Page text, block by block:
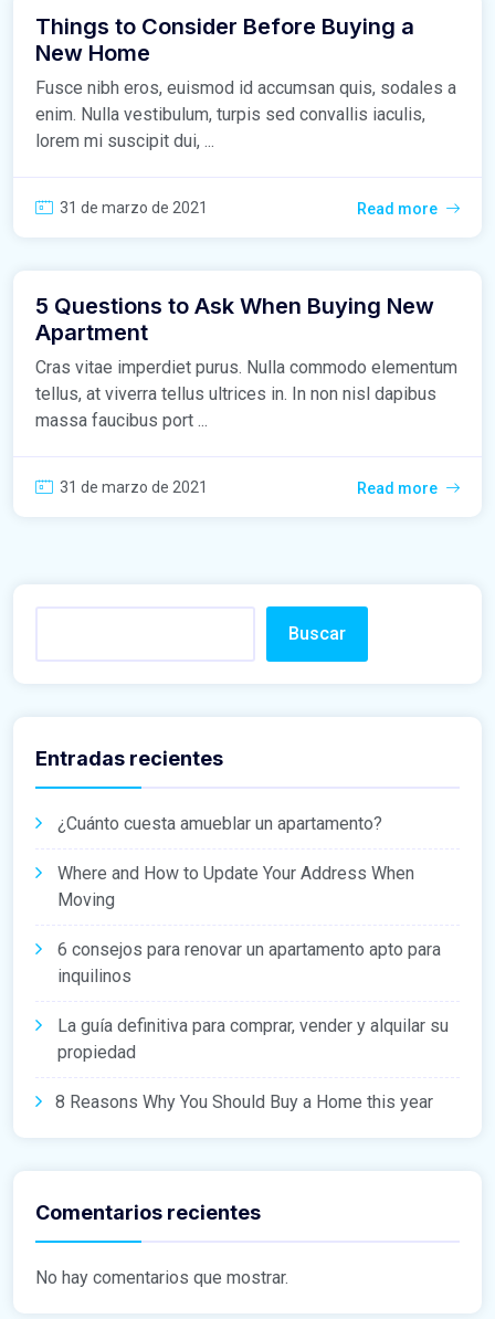
Things to Consider Before Buying a
New Home
Fusce nibh eros, euismod id accumsan quis, sodales a
enim. Nulla vestibulum, turpis sed convallis iaculis,
lorem mi suscipit dui, ...
31 de marzo de 2021 Read more
5 Questions to Ask When Buying New
Apartment
Cras vitae imperdiet purus. Nulla commodo elementum
tellus, at viverra tellus ultrices in. In non nisl dapibus
massa faucibus port ...
31 de marzo de 2021 Read more
Buscar
Entradas recientes
¿Cuánto cuesta amueblar un apartamento?
Where and How to Update Your Address When
Moving
6 consejos para renovar un apartamento apto para
inquilinos
La guía definitiva para comprar, vender y alquilar su
propiedad
8 Reasons Why You Should Buy a Home this year
Comentarios recientes
No hay comentarios que mostrar.